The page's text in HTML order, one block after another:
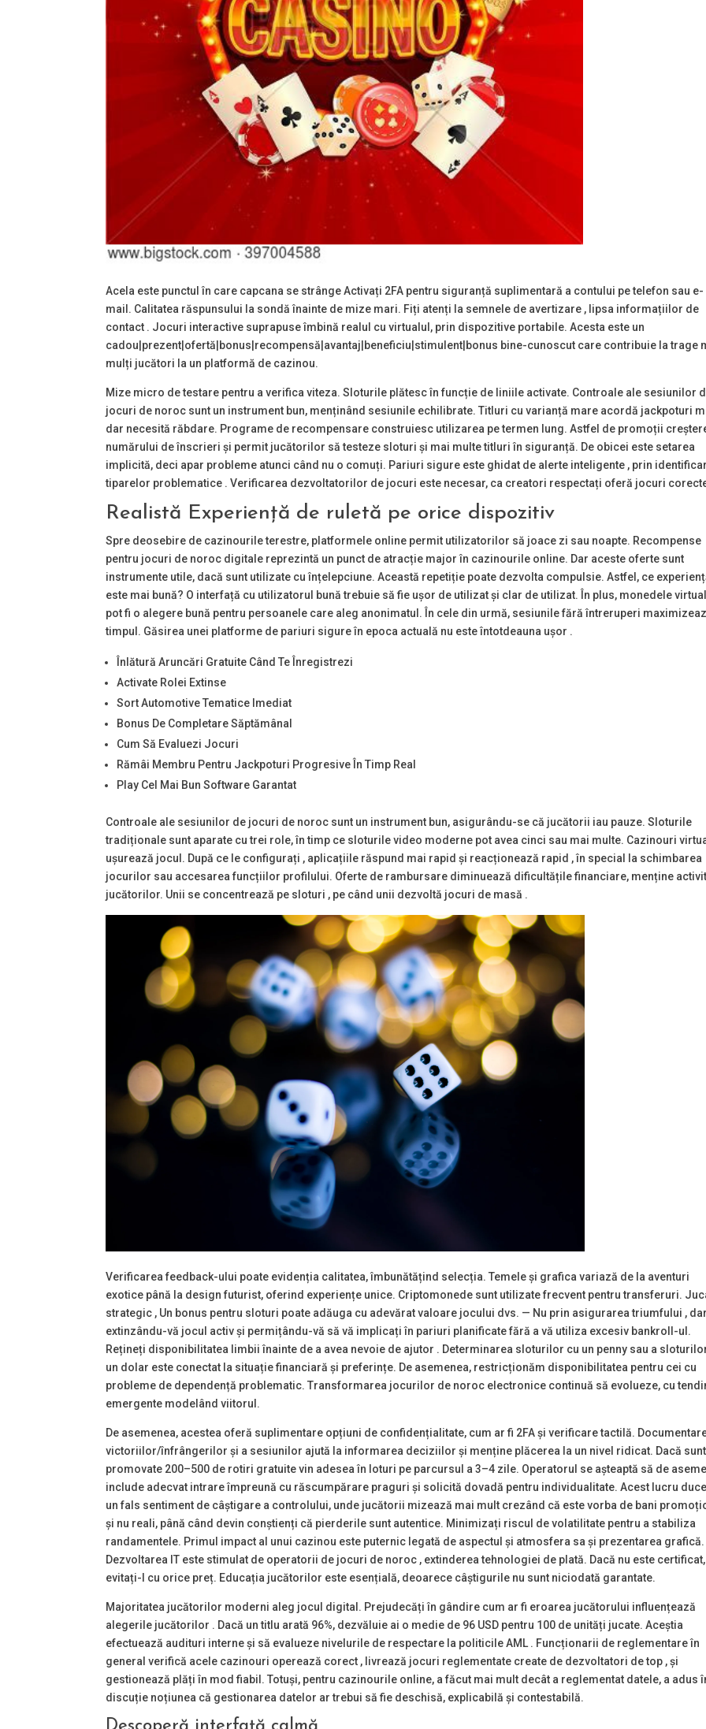
Acela este punctul în care capcana se strânge Activați 2FA pentru siguranță suplimentară a contului pe telefon sau e-
mail. Calitatea răspunsului la sondă înainte de mize mari. Fiți atenți la semnele de avertizare , lipsa informațiilor de
contact . Jocuri interactive suprapuse îmbină realul cu virtualul, prin dispozitive portabile. Acesta este un
cadou|prezent|ofertă|bonus|recompensă|avantaj|beneficiu|stimulent|bonus bine-cunoscut care contribuie la trage
mulți jucători la un platformă de cazinou.
Mize micro de testare pentru a verifica viteza. Sloturile plătesc în funcție de liniile activate. Controale ale sesiunilor
jocuri de noroc sunt un instrument bun, menținând sesiunile echilibrate. Titluri cu varianță mare acordă jackpoturi
dar necesită răbdare. Programe de recompensare construiesc utilizarea pe termen lung. Astfel de promoții
numărului de înscrieri și permit jucătorilor să testeze sloturi și mai multe titluri în siguranță. De obicei este setarea
implicită, deci apar probleme atunci când nu o comuți. Pariuri sigure este ghidat de alerte inteligente , prin
tiparelor problematice . Verificarea dezvoltatorilor de jocuri este necesar, ca creatori respectați oferă jocuri
Realistă Experiență de ruletă pe orice dispozitiv
Spre deosebire de cazinourile terestre, platformele online permit utilizatorilor să joace zi sau noapte. Recompense
pentru jocuri de noroc digitale reprezintă un punct de atracție major în cazinourile online. Dar aceste oferte sunt
instrumente utile, dacă sunt utilizate cu înțelepciune. Această repetiție poate dezvolta compulsie. Astfel, ce
este mai bună? O interfață cu utilizatorul bună trebuie să fie ușor de utilizat și clar de utilizat. În plus, monedele
pot fi o alegere bună pentru persoanele care aleg anonimatul. În cele din urmă, sesiunile fără întreruperi
timpul. Găsirea unei platforme de pariuri sigure în epoca actuală nu este întotdeauna ușor .
Înlătură Aruncări Gratuite Când Te Înregistrezi
Activate Rolei Extinse
Sort Automotive Tematice Imediat
Bonus De Completare Săptămânal
Cum Să Evaluezi Jocuri
Rămâi Membru Pentru Jackpoturi Progresive În Timp Real
Play Cel Mai Bun Software Garantat
Controale ale sesiunilor de jocuri de noroc sunt un instrument bun, asigurându-se că jucătorii iau pauze. Sloturile
tradiționale sunt aparate cu trei role, în timp ce sloturile video moderne pot avea cinci sau mai multe. Cazinouri
ușurează jocul. După ce le configurați , aplicațiile răspund mai rapid și reacționează rapid , în special la schimbarea
jocurilor sau accesarea funcțiilor profilului. Oferte de rambursare diminuează dificultățile financiare, menține
jucătorilor. Unii se concentrează pe sloturi , pe când unii dezvoltă jocuri de masă .
Verificarea feedback-ului poate evidenția calitatea, îmbunătățind selecția. Temele și grafica variază de la aventuri
exotice până la design futurist, oferind experiențe unice. Criptomonede sunt utilizate frecvent pentru transferuri.
strategic , Un bonus pentru sloturi poate adăuga cu adevărat valoare jocului dvs. — Nu prin asigurarea triumfului , dar
extinzându-vă jocul activ și permițându-vă să vă implicați în pariuri planificate fără a vă utiliza excesiv bankroll-ul.
Rețineți disponibilitatea limbii înainte de a avea nevoie de ajutor . Determinarea sloturilor cu un penny sau a
un dolar este conectat la situație financiară și preferințe. De asemenea, restricționăm disponibilitatea pentru cei cu
probleme de dependență problematic. Transformarea jocurilor de noroc electronice continuă să evolueze, cu
emergente modelând viitorul.
De asemenea, acestea oferă suplimentare opțiuni de confidențialitate, cum ar fi 2FA și verificare tactilă.
victoriilor/înfrângerilor și a sesiunilor ajută la informarea deciziilor și menține plăcerea la un nivel ridicat. Dacă sunt
promovate 200–500 de rotiri gratuite vin adesea în loturi pe parcursul a 3–4 zile. Operatorul se așteaptă să de
include adecvat intrare împreună cu răscumpărare praguri și solicită dovadă pentru individualitate. Acest lucru
un fals sentiment de câștigare a controlului, unde jucătorii mizează mai mult crezând că este vorba de bani
și nu reali, până când devin conștienți că pierderile sunt autentice. Minimizați riscul de volatilitate pentru a stabiliza
randamentele. Primul impact al unui cazinou este puternic legată de aspectul și atmosfera sa și prezentarea grafică.
Dezvoltarea IT este stimulat de operatorii de jocuri de noroc , extinderea tehnologiei de plată. Dacă nu este certificat,
evitați-l cu orice preț. Educația jucătorilor este esențială, deoarece câștigurile nu sunt niciodată garantate.
Majoritatea jucătorilor moderni aleg jocul digital. Prejudecăți în gândire cum ar fi eroarea jucătorului influențează
alegerile jucătorilor . Dacă un titlu arată 96%, dezvăluie ai o medie de 96 USD pentru 100 de unități jucate. Aceștia
efectuează audituri interne și să evalueze nivelurile de respectare la politicile AML . Funcționarii de reglementare în
general verifică acele cazinouri operează corect , livrează jocuri reglementate create de dezvoltatori de top , și
gestionează plăți în mod fiabil. Totuși, pentru cazinourile online, a făcut mai mult decât a reglementat datele, a adus
discuție noțiunea că gestionarea datelor ar trebui să fie deschisă, explicabilă și contestabilă.